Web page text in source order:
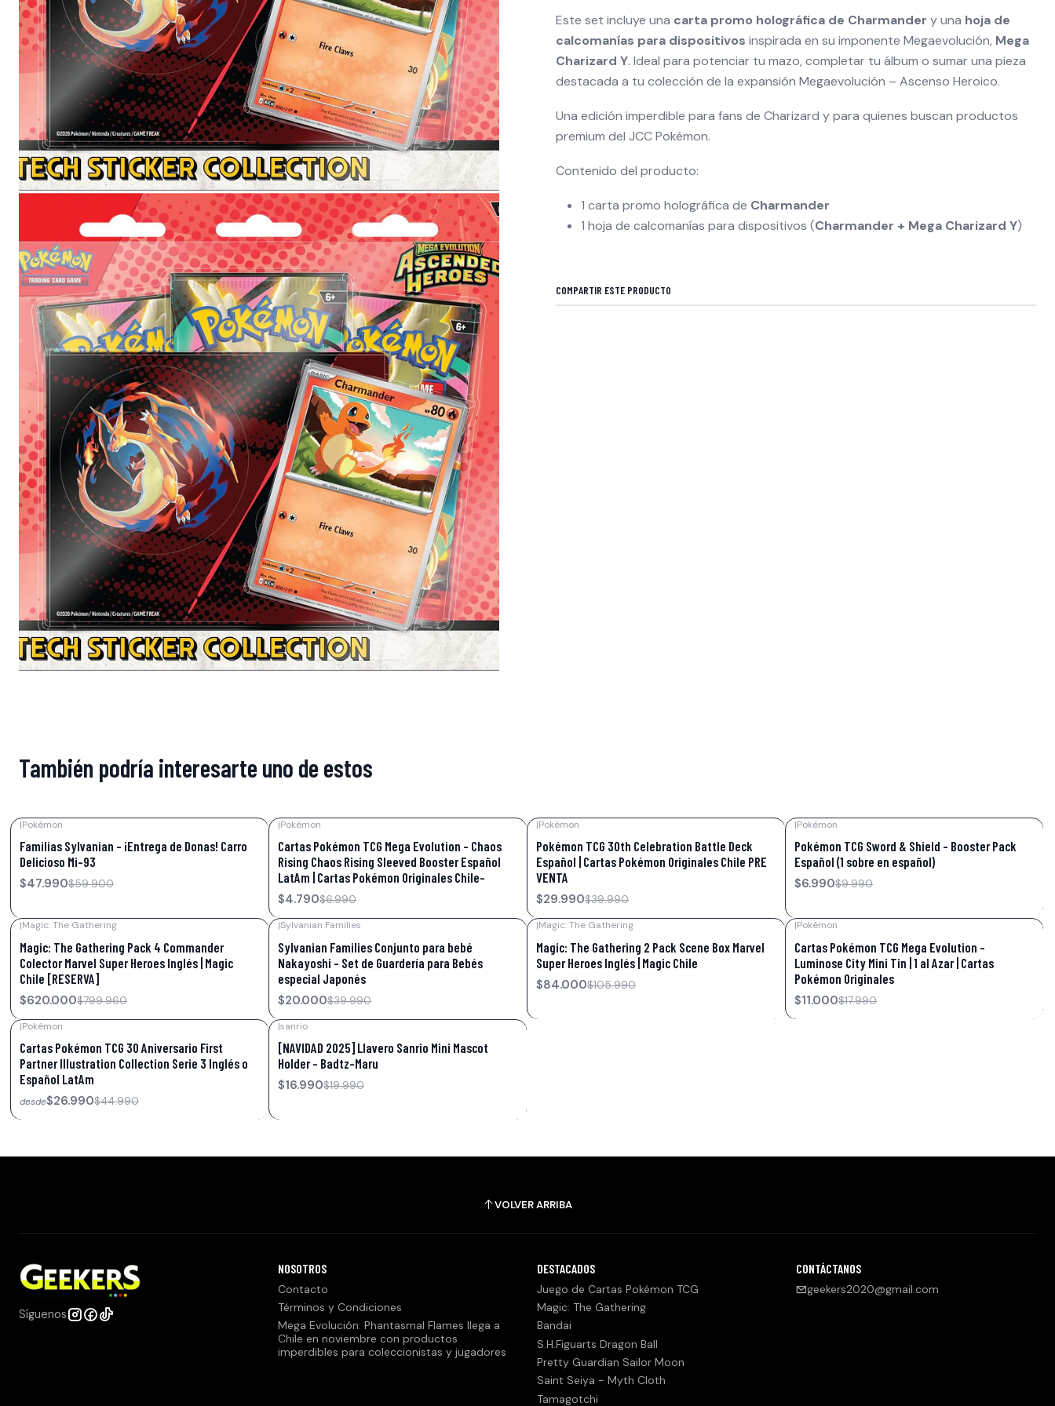
Este set incluye una carta promo holográfica de Charmander y una hoja de
calcomanías para dispositivos inspirada en su imponente Megaevolución, Mega
Charizard Y. Ideal para potenciar tu mazo, completar tu álbum o sumar una pieza
destacada a tu colección de la expansión Megaevolución – Ascenso Heroico.
Una edición imperdible para fans de Charizard y para quienes buscan productos
premium del JCC Pokémon.
Contenido del producto:
1 carta promo holográfica de Charmander
1 hoja de calcomanías para dispositivos (Charmander + Mega Charizard Y)
COMPARTIR ESTE PRODUCTO
También podría interesarte uno de estos
|Pokémon
Familias Sylvanian - ¡Entrega de Donas! Carro
Delicioso Mi-93
$47.990$59.900
|Pokémon
Cartas Pokémon TCG Mega Evolution – Chaos
Rising Chaos Rising Sleeved Booster Español
LatAm | Cartas Pokémon Originales Chile-
$4.790$6.990
|Pokémon
Pokémon TCG 30th Celebration Battle Deck
Español | Cartas Pokémon Originales Chile PRE
VENTA
$29.990$39.990
|Pokémon
Pokémon TCG Sword & Shield – Booster Pack
Español (1 sobre en español)
$6.990$9.990
|Magic: The Gathering
Magic: The Gathering Pack 4 Commander
Colector Marvel Super Heroes Inglés | Magic
Chile [RESERVA]
$620.000$799.960
|Sylvanian Families
Sylvanian Families Conjunto para bebé
Nakayoshi - Set de Guardería para Bebés
especial Japonés
$20.000$39.990
|Magic: The Gathering
Magic: The Gathering 2 Pack Scene Box Marvel
Super Heroes Inglés | Magic Chile
$84.000$105.990
|Pokémon
Cartas Pokémon TCG Mega Evolution –
Luminose City Mini Tin | 1 al Azar | Cartas
Pokémon Originales
$11.000$17.990
|Pokémon
Cartas Pokémon TCG 30 Aniversario First
Partner Illustration Collection Serie 3 Inglés o
Español LatAm
desde$26.990$44.990
|sanrio
[NAVIDAD 2025] Llavero Sanrio Mini Mascot
Holder – Badtz-Maru
$16.990$19.990
VOLVER ARRIBA
Síguenos
NOSOTROS
Contacto
Términos y Condiciones
Mega Evolución: Phantasmal Flames llega a
Chile en noviembre con productos
imperdibles para coleccionistas y jugadores
DESTACADOS
Juego de Cartas Pokémon TCG
Magic: The Gathering
Bandai
S.H.Figuarts Dragon Ball
Pretty Guardian Sailor Moon
Saint Seiya - Myth Cloth
Tamagotchi
CONTÁCTANOS
geekers2020@gmail.com